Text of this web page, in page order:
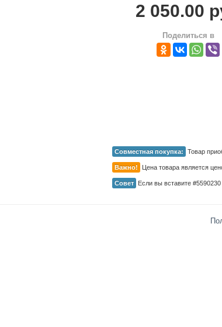
2 050.00
Поделиться в
Совместная покупка: Товар
Важно! Цена товара является
Совет Если вы вставите